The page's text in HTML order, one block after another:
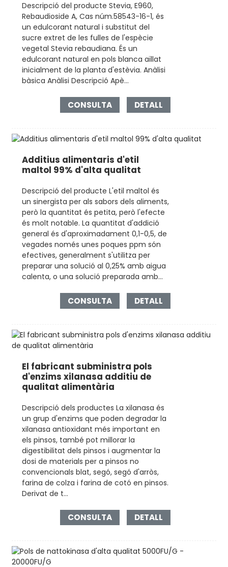
Descripció del producte Stevia, E960,
Rebaudioside A, Cas núm.58543-16-1, és
un edulcorant natural i substitut del
sucre extret de les fulles de l'espècie
vegetal Stevia rebaudiana. És un
edulcorant natural en pols blanca aïllat
inicialment de la planta d'estèvia. Anàlisi
bàsica Anàlisi Descripció Apè...
CONSULTA DETALL
Additius alimentaris d'etil
maltol 99% d'alta qualitat
Descripció del producte L'etil maltol és
un sinergista per als sabors dels aliments,
però la quantitat és petita, però l'efecte
és molt notable. La quantitat d'addició
general és d'aproximadament 0,1-0,5, de
vegades només unes poques ppm són
efectives, generalment s'utilitza per
preparar una solució al 0,25% amb aigua
calenta, o una solució preparada amb...
CONSULTA DETALL
El fabricant subministra pols
d'enzims xilanasa additiu de
qualitat alimentària
Descripció dels productes La xilanasa és
un grup d'enzims que poden degradar la
xilanasa antioxidant més important en
els pinsos, també pot millorar la
digestibilitat dels pinsos i augmentar la
dosi de materials per a pinsos no
convencionals blat, segó, segó d'arròs,
farina de colza i farina de cotó en pinsos.
Derivat de t...
CONSULTA DETALL